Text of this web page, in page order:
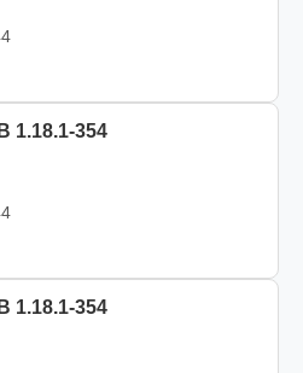
1.18.1-354
1.18.1-354